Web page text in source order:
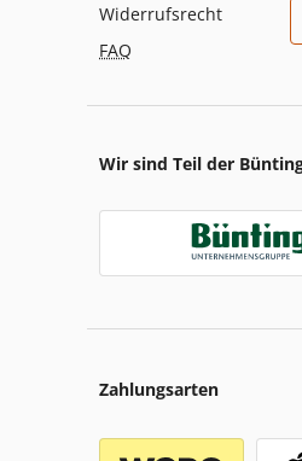
Widerrufsrecht
FAQ
Wir sind Teil der
Zahlungsarten